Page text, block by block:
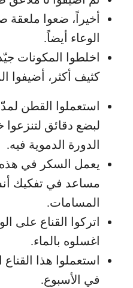
أخيراً، ضعوا
الوعاء أيضاً.
اخلطوا المكونات
كثيف أكثر، أضيفوا
استعملوا القطن
لبضع دقائق لتنزعوا
الدورة الدموية فيه.
يعمل السكر في
مساعد في تفكيك
المسامات.
اغسلوه بالماء.
استعملوا هذا
في الأسبوع.